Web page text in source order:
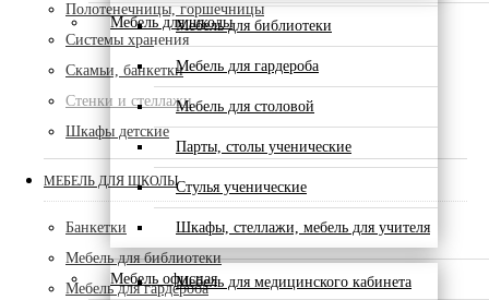
Мебель для школыМебель для библиотеки
Мебель для гардероба
Мебель для столовой
Парты, столы ученические
Стулья ученические
Шкафы, стеллажи, мебель для учителя
Мебель офиснаяМебель для медицинского кабинета
Полотенечницы, горшечницы
Системы хранения
Скамьи, банкетки
Стенки и стеллажи
Шкафы детские
МЕБЕЛЬ ДЛЯ ШКОЛЫ
Банкетки
Мебель для библиотеки
Мебель для гардероба